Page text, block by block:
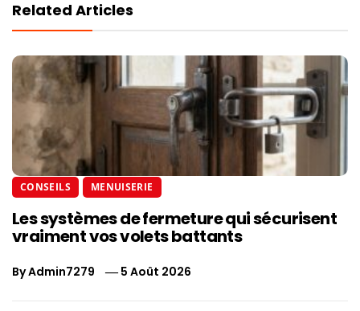
Related Articles
CONSEILS MENUISERIE
Les systèmes de fermeture qui sécurisent
vraiment vos volets battants
ByAdmin7279 5 Août 2026